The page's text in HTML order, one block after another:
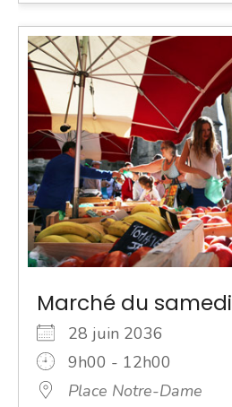
Marché du samedi
28 juin 2036
9h00 - 12h00
Place Notre-Dame